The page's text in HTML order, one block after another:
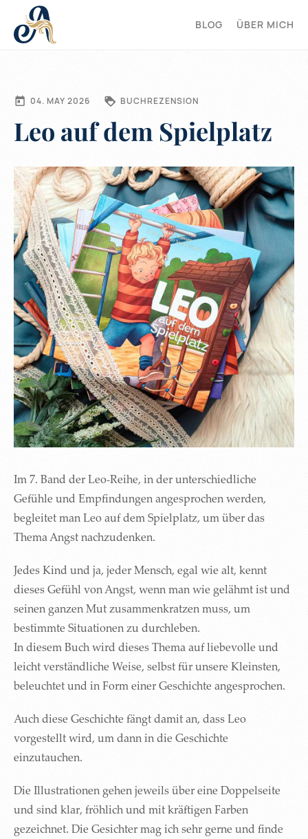
BLOG ÜBER MICH
04. MAY 2026 BUCHREZENSION
Leo auf dem Spielplatz
Im 7. Band der Leo-Reihe, in der unterschiedliche
Gefühle und Empfindungen angesprochen werden,
begleitet man Leo auf dem Spielplatz, um über das
Thema Angst nachzudenken.
Jedes Kind und ja, jeder Mensch, egal wie alt, kennt
dieses Gefühl von Angst, wenn man wie gelähmt ist und
seinen ganzen Mut zusammenkratzen muss, um
bestimmte Situationen zu durchleben.
In diesem Buch wird dieses Thema auf liebevolle und
leicht verständliche Weise, selbst für unsere Kleinsten,
beleuchtet und in Form einer Geschichte angesprochen.
Auch diese Geschichte fängt damit an, dass Leo
vorgestellt wird, um dann in die Geschichte
einzutauchen.
Die Illustrationen gehen jeweils über eine Doppelseite
und sind klar, fröhlich und mit kräftigen Farben
gezeichnet. Die Gesichter mag ich sehr gerne und finde